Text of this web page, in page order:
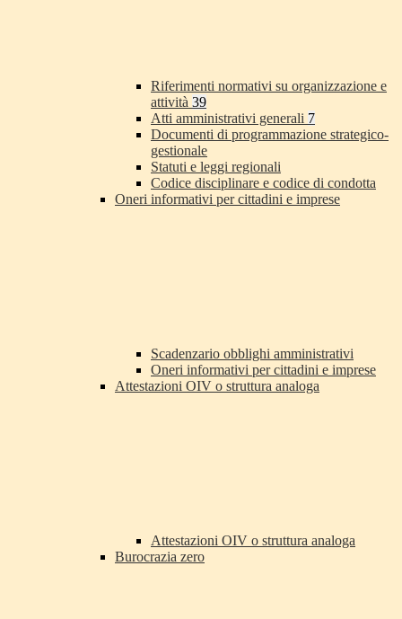
Riferimenti normativi su organizzazione e
attività 39
Atti amministrativi generali 7
Documenti di programmazione strategico-
gestionale
Statuti e leggi regionali
Codice disciplinare e codice di condotta
Oneri informativi per cittadini e imprese
Scadenzario obblighi amministrativi
Oneri informativi per cittadini e imprese
Attestazioni OIV o struttura analoga
Attestazioni OIV o struttura analoga
Burocrazia zero